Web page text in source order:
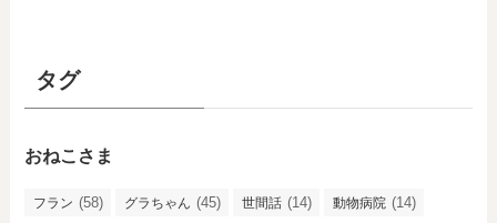
タグ
おねこさま
フラン (58) グラちゃん (45) 世間話 (14) 動物病院 (14)